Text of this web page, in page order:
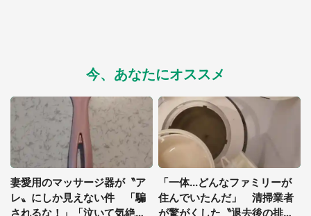
今、あなたにオススメ
妻愛用のマッサージ器が〝ア
レ〟にしか見えない件 「騙
されるな！」「泣いて気絶す
「一体...どんなファミリーが
住んでいたんだ」 清掃業者
が驚がくした〝退去後の排水